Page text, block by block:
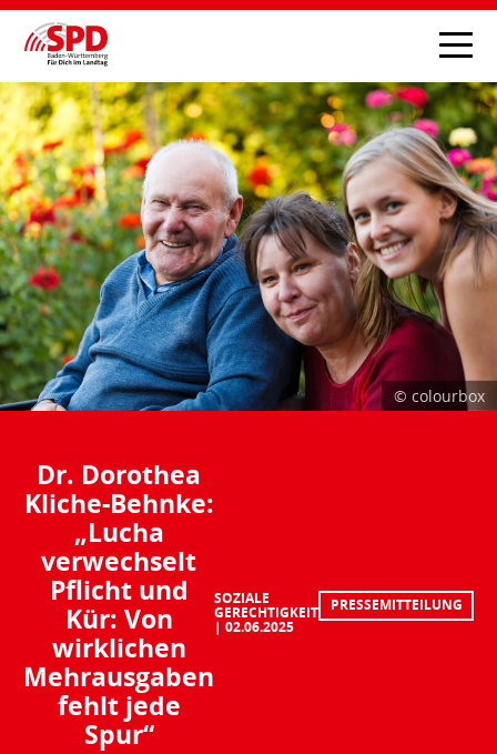
© colourbox
Dr. Dorothea
Kliche-Behnke:
„Lucha
verwechselt
Pflicht und
Kür: Von
wirklichen
Mehrausgaben
fehlt jede
Spur“
SOZIALE
GERECHTIGKEIT
02.06.2025
PRESSEMITTEILUNG